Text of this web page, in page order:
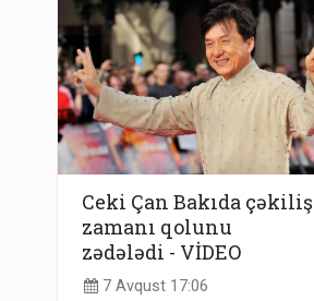
Ceki Çan Bakıda çəkiliş
zamanı qolunu
zədələdi - VİDEO
7 Avqust 17:06